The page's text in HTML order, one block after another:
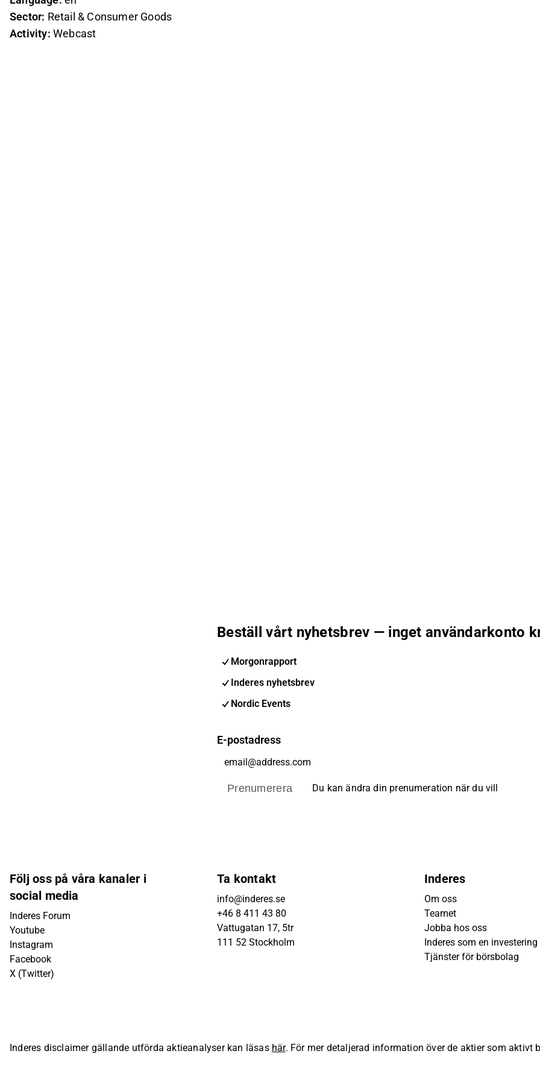
Sector: Retail & Consumer Goods
Activity: Webcast
Beställ vårt nyhetsbrev — inget användarkonto
Morgonrapport
Inderes nyhetsbrev
Nordic Events
E-postadress
Prenumerera Du kan ändra din prenumeration när du vill
Följ oss på våra kanaler i
social media
Inderes Forum
Youtube
Instagram
Facebook
X (Twitter)
Ta kontakt
info@inderes.se
+46 8 411 43 80
Vattugatan 17, 5tr
111 52 Stockholm
Inderes
Om oss
Teamet
Jobba hos oss
Inderes som en investering
Tjänster för börsbolag
Inderes disclaimer gällande utförda aktieanalyser kan läsas här. För mer detaljerad information över de aktier som aktivt